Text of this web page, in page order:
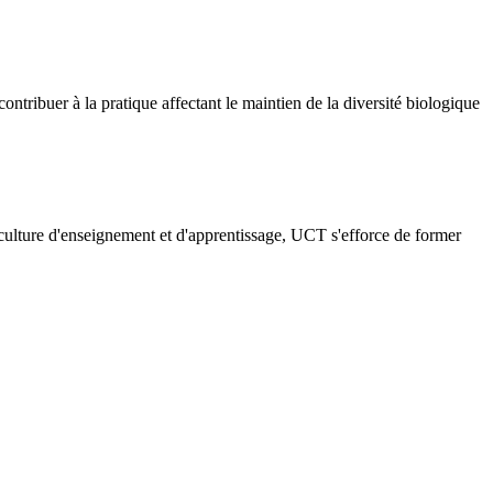
à la pratique affectant le maintien de la diversité biologique
d'enseignement et d'apprentissage, UCT s'efforce de former